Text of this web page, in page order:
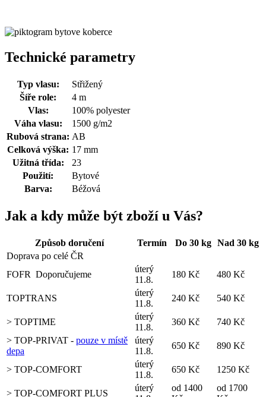
Technické parametry
Typ vlasu:
Střižený
Šíře role:
4 m
Vlas:
100% polyester
Váha vlasu:
1500 g/m2
Rubová strana: AB
Celková výška: 17 mm
Užitná třída:
23
Použití:
Bytové
Barva:
Béžová
Jak a kdy může být zboží u Vás?
Způsob doručení Termín Do 30 kg
Nad 30 kg
Doprava po celé ČR
FOFR Doporučujeme
úterý
11.8.
180 Kč 480 Kč
TOPTRANS
úterý
11.8.
240 Kč 540 Kč
> TOPTIME
úterý
11.8.
360 Kč
740 Kč
> TOP-PRIVAT - pouze v místě
depa
úterý
11.8.
650 Kč 890 Kč
> TOP-COMFORT
úterý
11.8.
650 Kč 1250 Kč
> TOP-COMFORT PLUS
úterý
od 1400
od 1700